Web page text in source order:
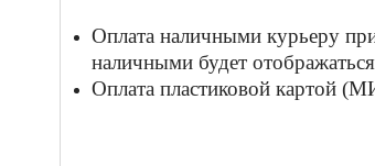
Оплата наличными курьеру
наличными будет
Оплата пластиковой картой